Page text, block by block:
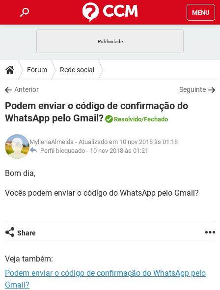
MENU
CELULAR
OUTLOOK
INSTAGRAM GMAIL
GUIA DE COMPRAS
DICAS
JOGOS
OUTLOOK
GUIA DE COMPRAS
DOWNLOADS
JOGOS WHATSAPP
CELULAR FACEBOOK
OUTLOOK EXCEL
INSTAGRAM
GUIA DE COMPRAS
FÓRUM
CELULAR FACEBOOK
GUIA DE COMPRAS
GLOSSÁRIO
JOGOS
CELULAR
OUTLOOK EXCEL
Fórum Rede social
Anterior Seguinte
Podem enviar o código de confirmação do
WhatsApp pelo Gmail?
Resolvido/Fechado
MyllenaAlmeida - Atualizado em 10 nov 2018 às 01:18
Perfil bloqueado - 10 nov 2018 às 01:21
Bom dia,
Vocês podem enviar o código do WhatsApp pelo Gmail?
Share
Veja também:
Podem enviar o código de confirmação do WhatsApp pelo
Gmail?